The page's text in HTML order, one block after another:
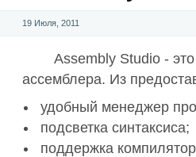
19 Июля, 2011
Assembly Studio -
ассемблера. Из
удобный менеджер
подсветка синтаксиса;
поддержка